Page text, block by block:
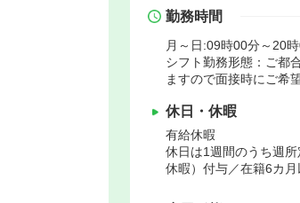
勤務時間
月～日:09時00分～20
シフト勤務形態：ご都
ますので面接時にご希
休日・休暇
有給休暇
休日は1週間のうち週
休暇）付与／在籍6カ